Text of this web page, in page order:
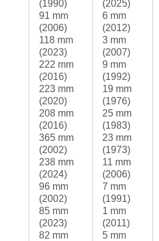
(1990)
91 mm
(2006)
118 mm
(2023)
222 mm
(2016)
223 mm
(2020)
208 mm
(2016)
365 mm
(2002)
238 mm
(2024)
96 mm
(2002)
85 mm
(2023)
82 mm
(2025)
6 mm
(2012)
3 mm
(2007)
9 mm
(1992)
19 mm
(1976)
25 mm
(1983)
23 mm
(1973)
11 mm
(2006)
7 mm
(1991)
1 mm
(2011)
5 mm